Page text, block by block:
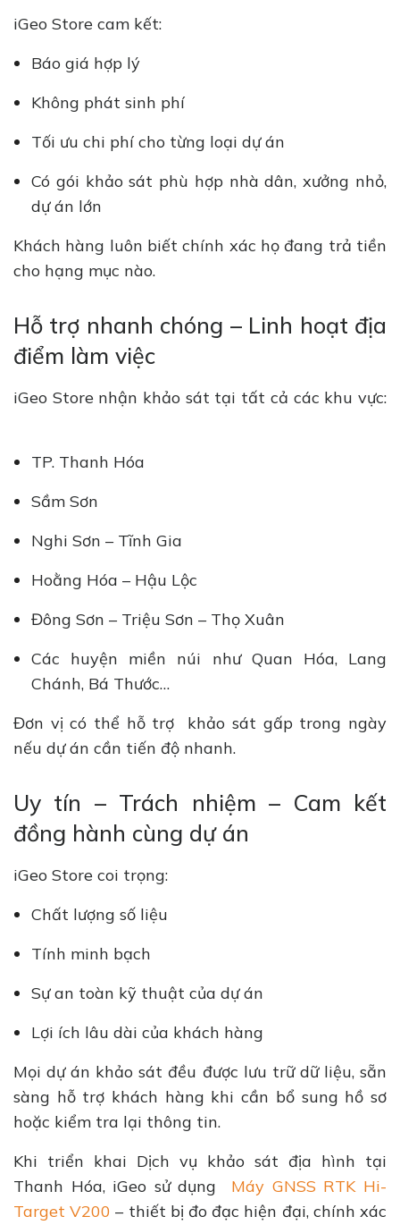
iGeo Store cam kết:
Báo giá hợp lý
Không phát sinh phí
Tối ưu chi phí cho từng loại dự án
Có gói khảo sát phù hợp nhà dân, xưởng nhỏ,
dự án lớn
Khách hàng luôn biết chính xác họ đang trả tiền
cho hạng mục nào.
Hỗ trợ nhanh chóng – Linh hoạt địa
điểm làm việc
iGeo Store nhận khảo sát tại tất cả các khu vực:
TP. Thanh Hóa
Sầm Sơn
Nghi Sơn – Tĩnh Gia
Hoằng Hóa – Hậu Lộc
Đông Sơn – Triệu Sơn – Thọ Xuân
Các huyện miền núi như Quan Hóa, Lang
Chánh, Bá Thước…
Đơn vị có thể hỗ trợ khảo sát gấp trong ngày
nếu dự án cần tiến độ nhanh.
Uy tín – Trách nhiệm – Cam kết
đồng hành cùng dự án
iGeo Store coi trọng:
Chất lượng số liệu
Tính minh bạch
Sự an toàn kỹ thuật của dự án
Lợi ích lâu dài của khách hàng
Mọi dự án khảo sát đều được lưu trữ dữ liệu, sẵn
sàng hỗ trợ khách hàng khi cần bổ sung hồ sơ
hoặc kiểm tra lại thông tin.
Khi triển khai Dịch vụ khảo sát địa hình tại
Thanh Hóa, iGeo sử dụng Máy GNSS RTK Hi-
Target V200– thiết bị đo đạc hiện đại, chính xác